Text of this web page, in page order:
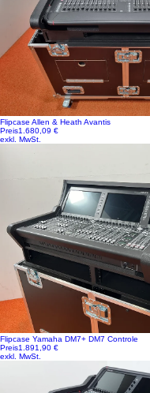
Flipcase Allen & Heath Avantis
Preis1.680,09 €
exkl. MwSt.
Flipcase Yamaha DM7+ DM7 Controle
Preis1.891,90 €
exkl. MwSt.